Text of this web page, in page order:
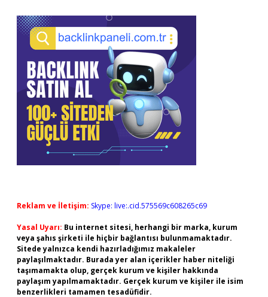
Reklam ve İletişim: Skype: live:.cid.575569c608265c69
Yasal Uyarı: Bu internet sitesi, herhangi bir marka, kurum
veya şahıs şirketi ile hiçbir bağlantısı bulunmamaktadır.
Sitede yalnızca kendi hazırladığımız makaleler
paylaşılmaktadır. Burada yer alan içerikler haber niteliği
taşımamakta olup, gerçek kurum ve kişiler hakkında
paylaşım yapılmamaktadır. Gerçek kurum ve kişiler ile isim
benzerlikleri tamamen tesadüfidir.